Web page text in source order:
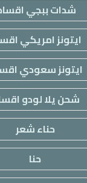
شدات ببجي
ايتونز امريكي
ايتونز سعودي
شحن يلا لودو
حناء شعر
حنا